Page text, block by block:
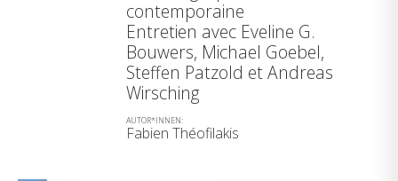
contemporaine
Entretien avec Eveline G.
Bouwers, Michael Goebel,
Steffen Patzold et Andreas
Wirsching
AUTOR*INNEN:
Fabien Théofilakis